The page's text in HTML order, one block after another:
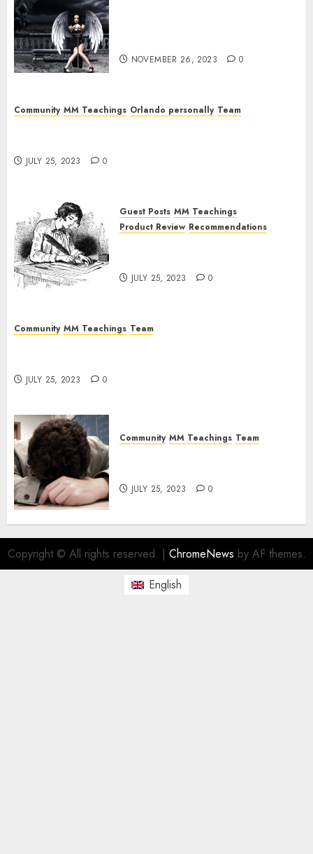
NOVEMBER 26, 2023 0
Community MM Teachings Orlando personally Team
JULY 25, 2023 0
Guest Posts MM Teachings
Product Review Recommendations
JULY 25, 2023 0
Community MM Teachings Team
JULY 25, 2023 0
Community MM Teachings Team
JULY 25, 2023 0
Copyright © All rights reserved. | ChromeNews by AF themes.
English